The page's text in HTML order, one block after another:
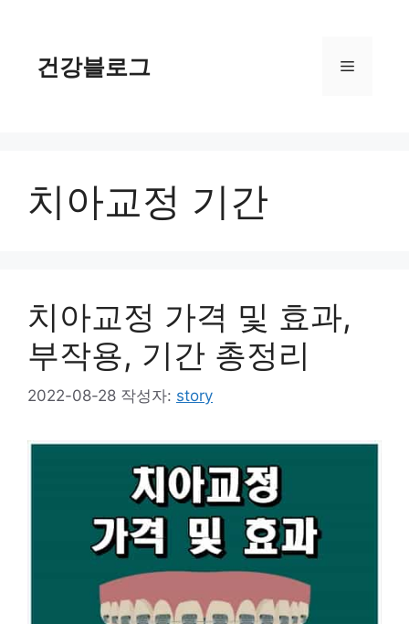
건강블로그 메
치아교정 기간
치아교정 가격 및 효과,
부작용, 기간 총정리
2022-08-28 작성자: story